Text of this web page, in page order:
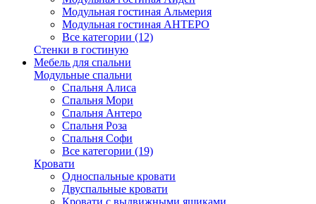
Модульная гостиная Альмерия
Модульная гостиная АНТЕРО
Все категории (12)
Стенки в гостиную
Мебель для спальни
Модульные спальни
Спальня Алиса
Спальня Мори
Спальня Антеро
Спальня Роза
Спальня Софи
Все категории (19)
Кровати
Односпальные кровати
Двуспальные кровати
Кровати с выдвижными ящиками